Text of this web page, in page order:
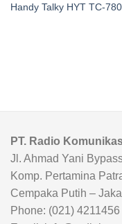
Handy Talky HYT TC-780
PT. Radio
Jl. Ahmad Yani
Komp. Pertamina
Cempaka Putih –
Phone: (021) 4211456